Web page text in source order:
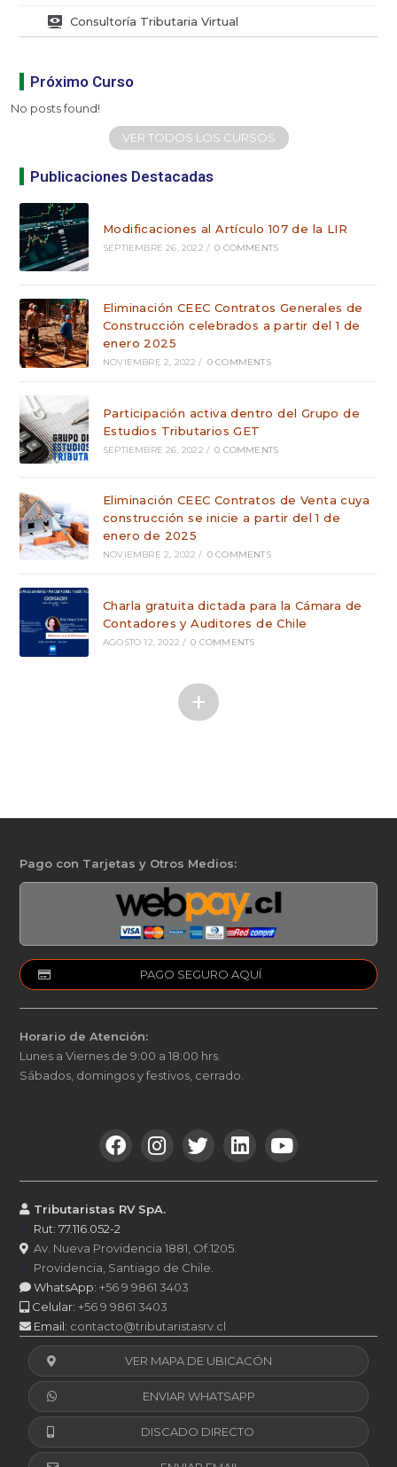
Consultoría Tributaria Virtual
Próximo Curso
No posts found!
VER TODOS LOS CURSOS
Publicaciones Destacadas
Modificaciones al Artículo 107 de la LIR
SEPTIEMBRE 26, 2022 / 0 COMMENTS
Eliminación CEEC Contratos Generales de
Construcción celebrados a partir del 1 de
enero 2025
NOVIEMBRE 2, 2022 / 0 COMMENTS
Participación activa dentro del Grupo de
Estudios Tributarios GET
SEPTIEMBRE 26, 2022 / 0 COMMENTS
Eliminación CEEC Contratos de Venta cuya
construcción se inicie a partir del 1 de
enero de 2025
NOVIEMBRE 2, 2022 / 0 COMMENTS
Charla gratuita dictada para la Cámara de
Contadores y Auditores de Chile
AGOSTO 12, 2022 / 0 COMMENTS
+
Pago con Tarjetas y Otros Medios:
PAGO SEGURO AQUÍ
Horario de Atención:
Lunes a Viernes de 9:00 a 18:00 hrs.
Sábados, domingos y festivos, cerrado.
Tributaristas RV SpA.
Rut: 77.116.052-2
Av. Nueva Providencia 1881, Of.1205.
Providencia, Santiago de Chile.
WhatsApp:+56 9 9861 3403
Celular:+56 9 9861 3403
Email: contacto@tributaristasrv.cl
VER MAPA DE UBICACÓN
ENVIAR WHATSAPP
DISCADO DIRECTO